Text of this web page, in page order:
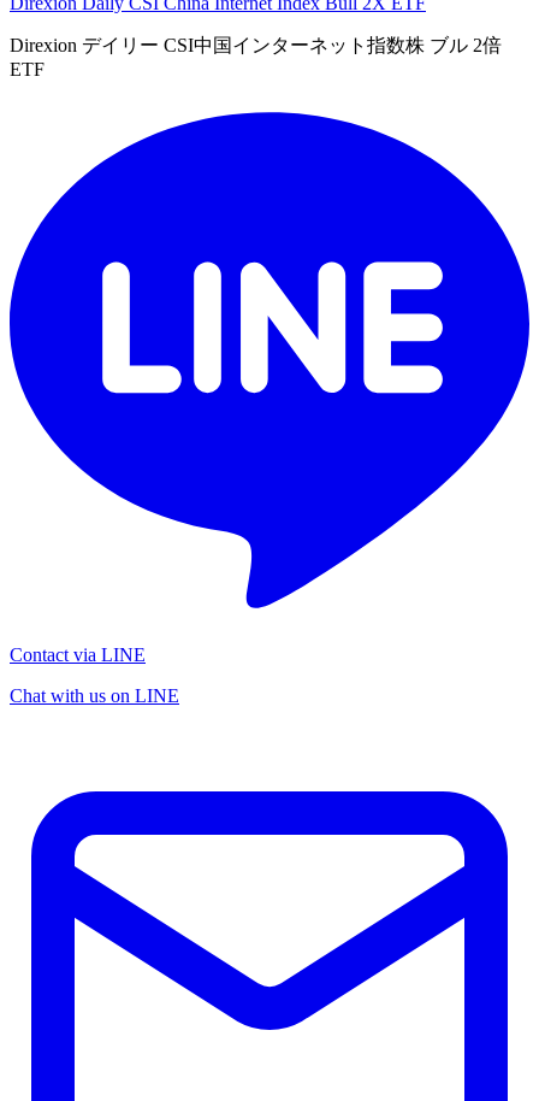
Direxion デイリー CSI中国インターネット指数株 ブル 2倍
ETF
Contact via LINE
Chat with us on LINE